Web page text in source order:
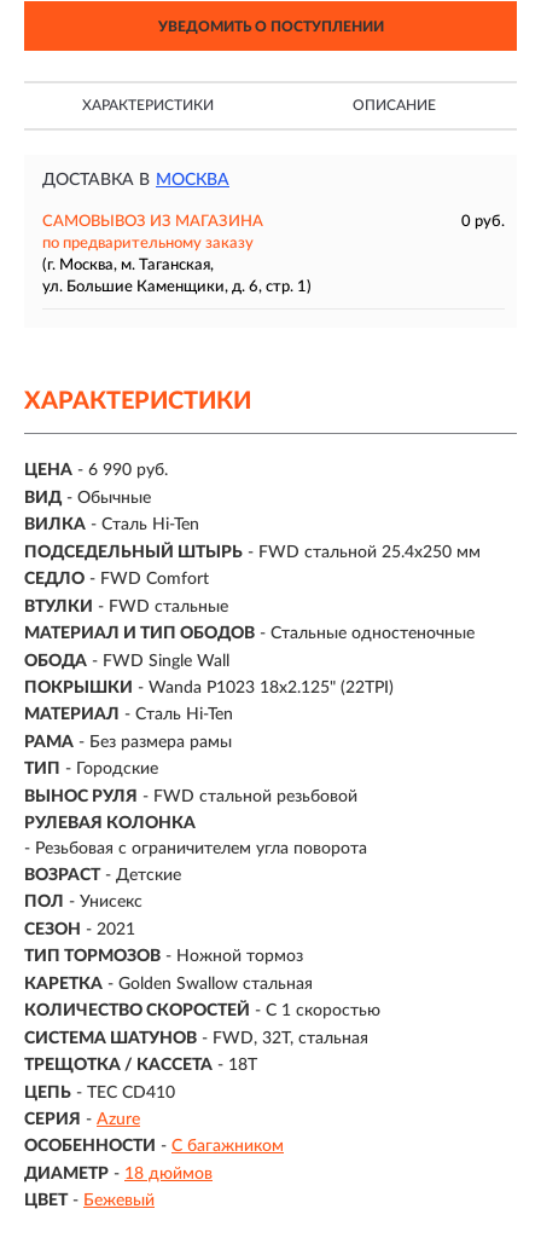
УВЕДОМИТЬ О ПОСТУПЛЕНИИ
ХАРАКТЕРИСТИКИ ОПИСАНИЕ
ДОСТАВКА В МОСКВА
САМОВЫВОЗ ИЗ МАГАЗИНА
0 руб.
по предварительному заказу
(г. Москва, м. Таганская,
ул. Большие Каменщики, д. 6, стр. 1)
ХАРАКТЕРИСТИКИ
ЦЕНА - 6 990 руб.
ВИД - Обычные
ВИЛКА - Сталь Hi-Ten
ПОДСЕДЕЛЬНЫЙ ШТЫРЬ - FWD стальной 25.4x250 мм
СЕДЛО - FWD Comfort
ВТУЛКИ - FWD стальные
МАТЕРИАЛ И ТИП ОБОДОВ - Стальные одностеночные
ОБОДА - FWD Single Wall
ПОКРЫШКИ - Wanda P1023 18x2.125" (22TPI)
МАТЕРИАЛ - Сталь Hi-Ten
РАМА - Без размера рамы
ТИП -
Городские
ВЫНОС РУЛЯ - FWD стальной резьбовой
РУЛЕВАЯ КОЛОНКА
- Резьбовая с ограничителем угла поворота
ВОЗРАСТ - Детские
ПОЛ - Унисекс
СЕЗОН - 2021
ТИП ТОРМОЗОВ - Ножной тормоз
КАРЕТКА - Golden Swallow стальная
КОЛИЧЕСТВО СКОРОСТЕЙ - С 1 скоростью
СИСТЕМА ШАТУНОВ - FWD, 32T, cтальная
ТРЕЩОТКА / КАССЕТА - 18T
ЦЕПЬ - TEC CD410
СЕРИЯ - Azure
ОСОБЕННОСТИ - С багажником
ДИАМЕТР - 18 дюймов
ЦВЕТ - Бежевый